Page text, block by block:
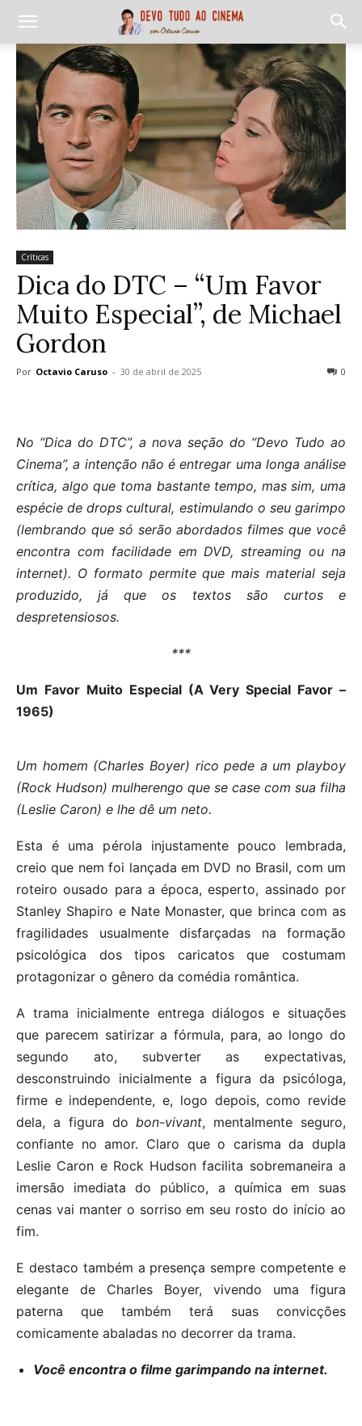
Críticas
Dica do DTC – “Um Favor
Muito Especial”, de Michael
Gordon
Por Octavio Caruso - 30 de abril de 2025 0
No “Dica do DTC”, a nova seção do “Devo Tudo ao
Cinema”, a intenção não é entregar uma longa análise
crítica, algo que toma bastante tempo, mas sim, uma
espécie de drops cultural, estimulando o seu garimpo
(lembrando que só serão abordados filmes que você
encontra com facilidade em DVD, streaming ou na
internet). O formato permite que mais material seja
produzido, já que os textos são curtos e
despretensiosos.
***
Um Favor Muito Especial (A Very Special Favor –
1965)
Um homem (Charles Boyer) rico pede a um playboy
(Rock Hudson) mulherengo que se case com sua filha
(Leslie Caron) e lhe dê um neto.
Esta é uma pérola injustamente pouco lembrada,
creio que nem foi lançada em DVD no Brasil, com um
roteiro ousado para a época, esperto, assinado por
Stanley Shapiro e Nate Monaster, que brinca com as
fragilidades usualmente disfarçadas na formação
psicológica dos tipos caricatos que costumam
protagonizar o gênero da comédia romântica.
A trama inicialmente entrega diálogos e situações
que parecem satirizar a fórmula, para, ao longo do
segundo ato, subverter as expectativas,
desconstruindo inicialmente a figura da psicóloga,
firme e independente, e, logo depois, como revide
dela, a figura do bon-vivant, mentalmente seguro,
confiante no amor. Claro que o carisma da dupla
Leslie Caron e Rock Hudson facilita sobremaneira a
imersão imediata do público, a química em suas
cenas vai manter o sorriso em seu rosto do início ao
fim.
E destaco também a presença sempre competente e
elegante de Charles Boyer, vivendo uma figura
paterna que também terá suas convicções
comicamente abaladas no decorrer da trama.
Você encontra o filme garimpando na internet.